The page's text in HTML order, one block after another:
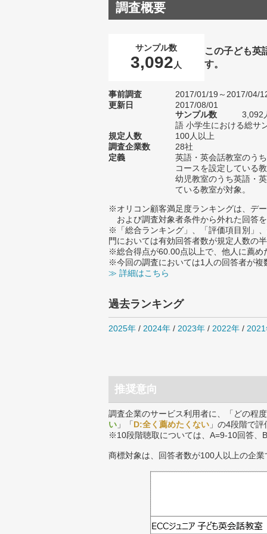
調査概要
サンプル数
3,092 人
この子ども英
す。
事前調査
2017/01/19～2017/04/
更新日
2017/08/01
サンプル数
3,092
語 小学生における総サ
規定人数
100人以上
調査企業数
28社
定義
英語・英会話教室のう
コースを設定している教
幼児教室のうち英語・
ている教室が対象。
※オリコン顧客満足度ランキングは、デ
および調査対象者条件から外れた回答を
※「総合ランキング」、「評価項目別」
門においては有効回答者数が規定人数の
※総合得点が60.00点以上で、他人に薦め
※今回の調査においては1人の回答者が複
≫ 詳細はこちら
過去ランキング
2025年 / 2024年 / 2023年 / 2022年 /
推奨意向
調査企業のサービス利用者に、「どの程
い 」「D:全く薦めたくない 」の4段階で
※10段階聴取については、A=9-10回答、
商標対象は、回答者数が100人以上の企業